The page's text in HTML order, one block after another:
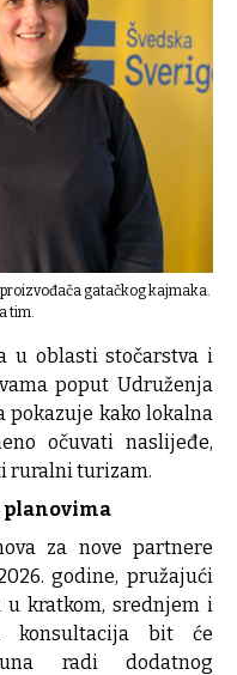
gatačkog kajmaka.
tim.
u oblasti stočarstva i
poput Udruženja
pokazuje kako lokalna
očuvati naslijeđe,
ruralni turizam.
za nove partnere
godine, pružajući
u kratkom, srednjem i
konsultacija bit će
radi dodatnog